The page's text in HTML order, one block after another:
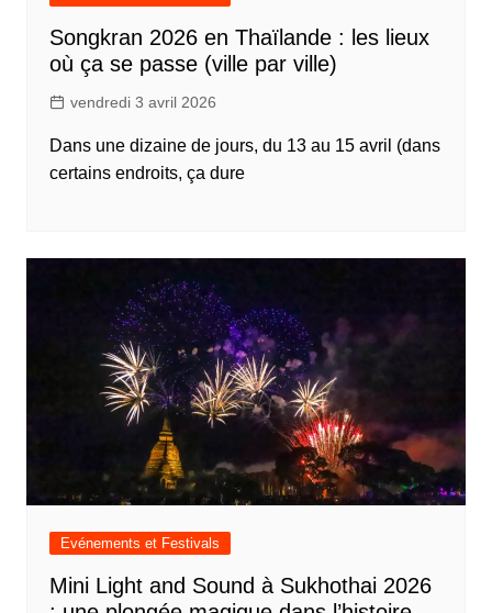
Songkran 2026 en Thaïlande : les lieux
où ça se passe (ville par ville)
vendredi 3 avril 2026
Dans une dizaine de jours, du 13 au 15 avril (dans
certains endroits, ça dure
Evénements et Festivals
Mini Light and Sound à Sukhothai 2026